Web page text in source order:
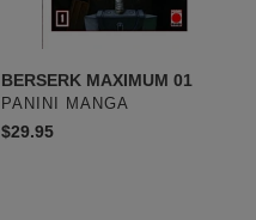
BERSERK MAXIMUM 01
PROVEEDOR
PANINI MANGA
Precio
$29.95